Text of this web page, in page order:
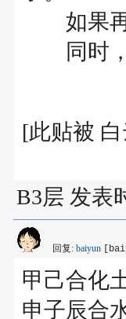
如果再
同时，
[此贴被
B3层 发表
回复: baiyun
甲己合化
申子辰合